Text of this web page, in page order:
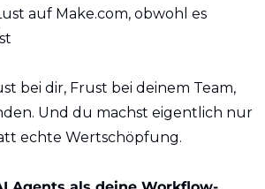
auf Make.com, obwohl es
bei dir, Frust bei deinem Team,
Und du machst eigentlich nur
echte Wertschöpfung.